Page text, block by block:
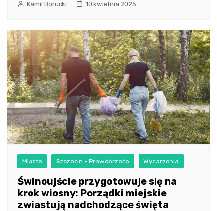
Kamil Borucki 10 kwietnia 2025
Miasto Szczecin - Prawobrzeże Wydarzenia
Świnoujście przygotowuje się na
krok wiosny: Porządki miejskie
zwiastują nadchodzące święta